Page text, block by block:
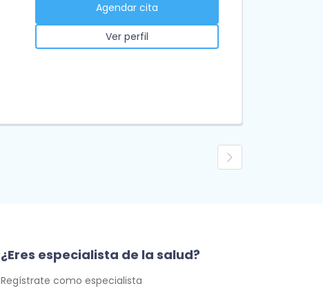
Agendar cita
Ver perfil
¿Eres especialista de la salud?
Regístrate como especialista